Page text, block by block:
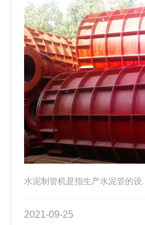
水泥制管机是指生产水泥管的设...
2021-09-25